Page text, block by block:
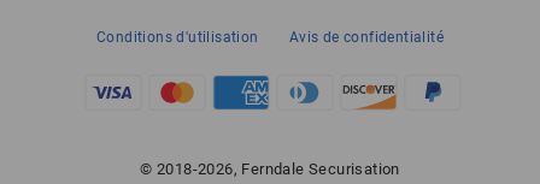
Conditions d'utilisation Avis de confidentialité
© 2018-2026, Ferndale Securisation